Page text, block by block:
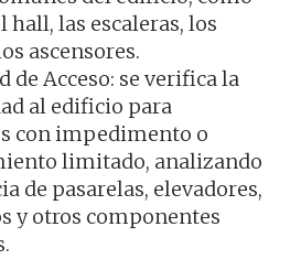
hall, las escaleras, los
ascensores.
de Acceso: se verifica la
al edificio para
con impedimento o
limitado, analizando
de pasarelas, elevadores,
y otros componentes